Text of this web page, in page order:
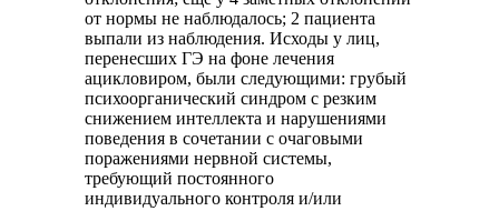
от нормы не наблюдалось; 2 пациента
выпали из наблюдения. Исходы у лиц,
перенесших ГЭ на фоне лечения
ацикловиром, были следующими: грубый
психоорганический синдром с резким
снижением интеллекта и нарушениями
поведения в сочетании с очаговыми
поражениями нервной системы,
требующий постоянного
индивидуального контроля и/или